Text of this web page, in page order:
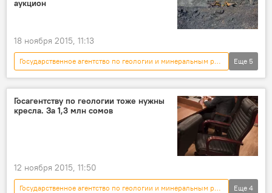
аукцион
18 ноября 2015, 11:13
Государственное агентство по геологии и минеральным ресурсам
Новости
Кыргызстан
экономика
золоторудное месторождение
Еще 5
Госагентству по геологии тоже нужны
кресла. За 1,3 млн сомов
12 ноября 2015, 11:50
Государственное агентство по геологии и минеральным ресурсам
Еще 4